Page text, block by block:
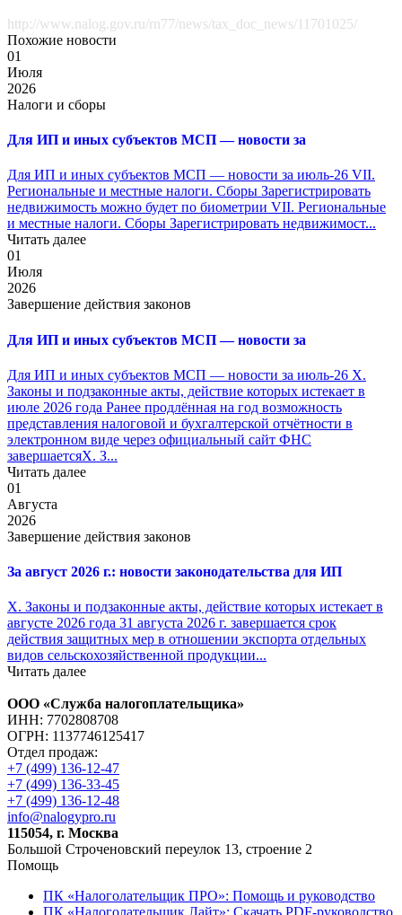
http://www.nalog.gov.ru/rn77/news/tax_doc_news/11701025/
Похожие новости
01
Июля
2026
Налоги и сборы
Для ИП и иных субъектов МСП — новости за
Для ИП и иных субъектов МСП — новости за июль-26 VII.
Региональные и местные налоги. Сборы Зарегистрировать
недвижимость можно будет по биометрии VII. Региональные
и местные налоги. Сборы Зарегистрировать недвижимост...
Читать далее
01
Июля
2026
Завершение действия законов
Для ИП и иных субъектов МСП — новости за
Для ИП и иных субъектов МСП — новости за июль-26 X.
Законы и подзаконные акты, действие которых истекает в
июле 2026 года Ранее продлённая на год возможность
представления налоговой и бухгалтерской отчётности в
электронном виде через официальный сайт ФНС
завершаетсяX. З...
Читать далее
01
Августа
2026
Завершение действия законов
За август 2026 г.: новости законодательства для ИП
X. Законы и подзаконные акты, действие которых истекает в
августе 2026 года 31 августа 2026 г. завершается срок
действия защитных мер в отношении экспорта отдельных
видов сельскохозяйственной продукции...
Читать далее
ООО «Служба налогоплательщика»
ИНН: 7702808708
ОГРН: 1137746125417
Отдел продаж:
+7 (499) 136-12-47
+7 (499) 136-33-45
+7 (499) 136-12-48
info@nalogypro.ru
115054, г. Москва
Большой Строченовский переулок 13, строение 2
Помощь
ПК «Налоголательщик ПРО»: Помощь и руководство